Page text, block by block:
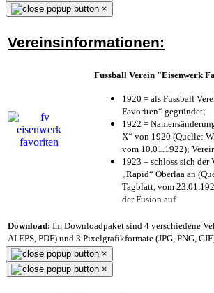
×
Vereinsinformationen:
Fussball Verein "Eisenwerk
1920 = als Fussball
Favoriten“ gegründet;
1922 =
X“ von 1920 (Quelle:
vom 10.01.1922);
1923 = schloss sich der
„Rapid“ Oberlaa an
Tagblatt, vom
der Fusion auf
Download: Im Downloadpaket sind 4 verschiedene
AI EPS, PDF) und 3 Pixelgrafikformate (JPG, PNG,
×
×